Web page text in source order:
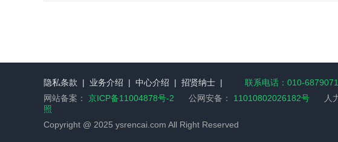
隐私条款 | 业务介绍 | 中心介绍 | 招贤纳士 |
联系电话：010-
网站备案： 京ICP备11004878号-2 公网安备： 11010802026182号 人力
照
Copyright @ 2025 ysrencai.com All Right Reserved